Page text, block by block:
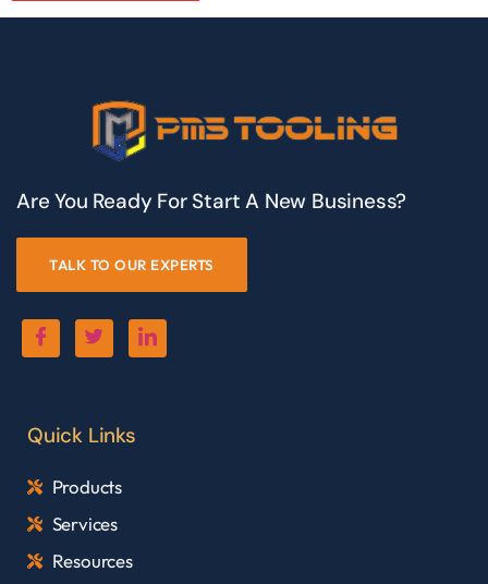
Are You Ready For Start A New Business?
TALK TO OUR EXPERTS
Quick Links
Products
Services
Resources